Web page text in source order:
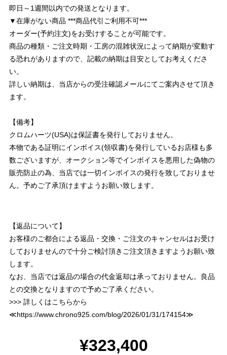
即日～1週間以内での発送となります。
▼在庫がない商品 ***商品代引ご利用不可***
オーダー(予約注文)をお受けすることが可能です。
商品の種類・ご注文時期・工房の混雑状況によって納期が変動す
る恐れがありますので、記載の納期は目安としてお考えくださ
い。
詳しい納期は、当店からの受注確認メールにてご案内させて頂き
ます。
【備考】
クロムハーツ(USA)は保証書を発行しておりません。
本物である証明にインボイス(領収書)を発行しているお店様も多
数ございますが、オークション等でインボイスを悪用した偽物の
販売防止の為、当店では一切インボイスの発行を致しておりませ
ん。予めご了承頂けますようお願い致します。
【返品について】
お客様のご都合による返品・交換・ご注文のキャンセルはお受け
しておりませんので十分ご検討頂きご注文頂きますようお願い致
します。
なお、当店では返品の場合の代金返却は承っておりません。良品
との交換となりますので予めご了承ください。
>>> 詳しくはこちらから
≪https://www.chrono925.com/blog/2026/01/31/174154≫
¥323,400